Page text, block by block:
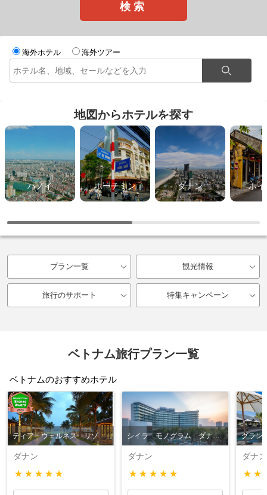
検索
海外ホテル 海外ツアー
地図からホテルを探す
ハノイ ホーチミン ダナン ホイ
プラン一覧 観光情報
旅行のサポート 特集キャンペーン
ベトナム旅行プラン一覧
ベトナムのおすすめホテル
ティア ウェルネス リゾート【オンラインカード決済限定】
ダナン
★★★★★
シイラ モノグラム ダナン【オンラインカード決済限定】
ダナン
★★★★★
ダナン